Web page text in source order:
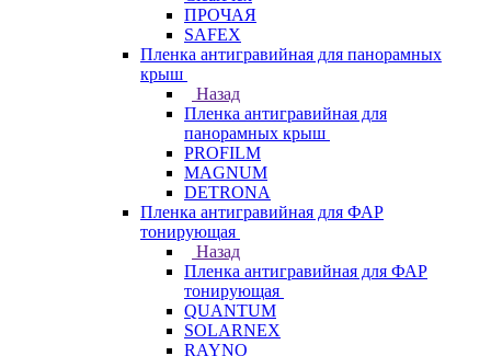
ПРОЧАЯ
SAFEX
Пленка антигравийная для панорамных
крыш
Назад
Пленка антигравийная для
панорамных крыш
PROFILM
MAGNUM
DETRONA
Пленка антигравийная для ФАР
тонирующая
Назад
Пленка антигравийная для ФАР
тонирующая
QUANTUM
SOLARNEX
RAYNO